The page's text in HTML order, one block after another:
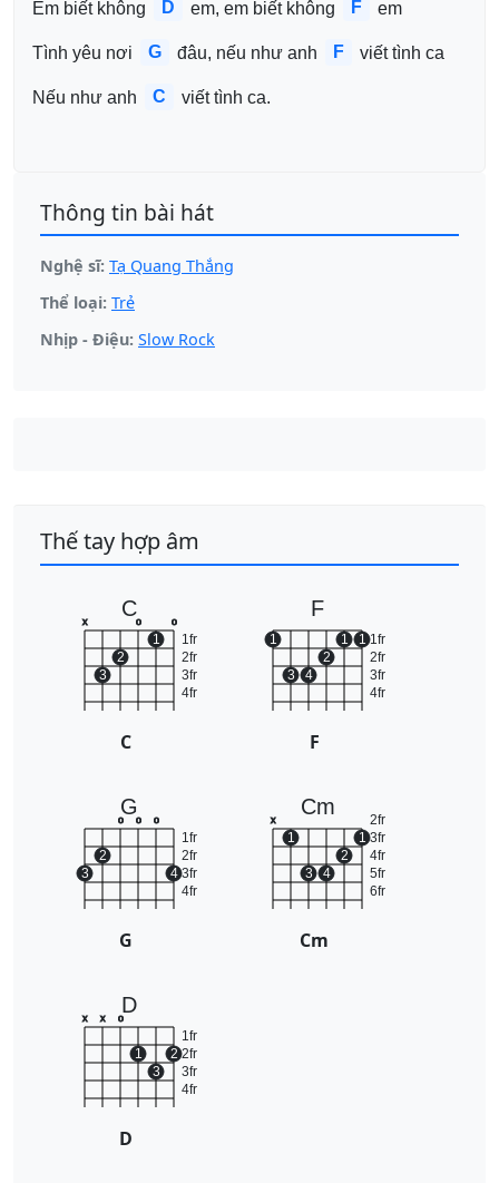
Em biết không D em, em biết không F em
Tình yêu nơi G đâu, nếu như anh F viết tình ca
Nếu như anh C viết tình ca.
Thông tin bài hát
Nghệ sĩ: Tạ Quang Thắng
Thể loại: Trẻ
Nhịp - Điệu: Slow Rock
Thế tay hợp âm
C
1fr
2fr
3fr
4fr
x
3
2
o
1
o
C
F
1fr
2fr
3fr
4fr
1
3 4
2
1 1
F
G
1fr
2fr
3fr
4fr
3
2
o o o
4
G
Cm
2fr
3fr
4fr
5fr
6fr
x
1
3 4
2
1
Cm
D
1fr
2fr
3fr
4fr
x x o
1
3
2
D